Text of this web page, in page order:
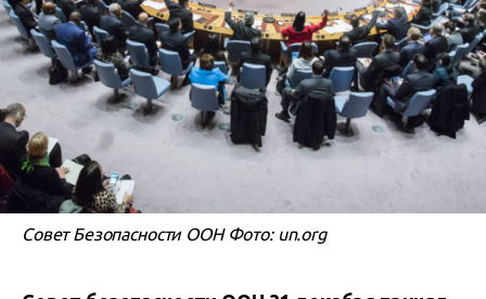
Совет Безопасности ООН Фото: un.org